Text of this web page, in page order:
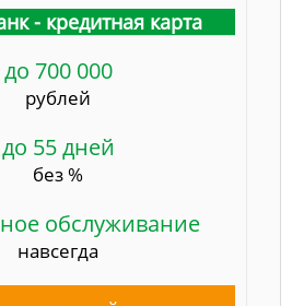
- кредитная карта
до 700 000
рублей
до 55 дней
без %
обслуживание
навсегда